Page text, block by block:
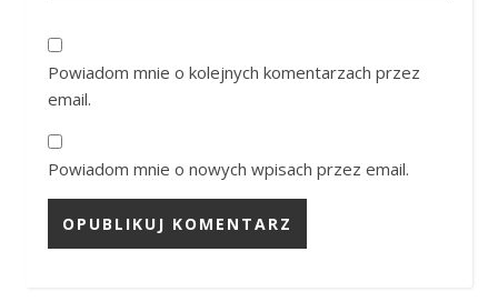
Powiadom mnie o kolejnych komentarzach przez
email.
Powiadom mnie o nowych wpisach przez email.